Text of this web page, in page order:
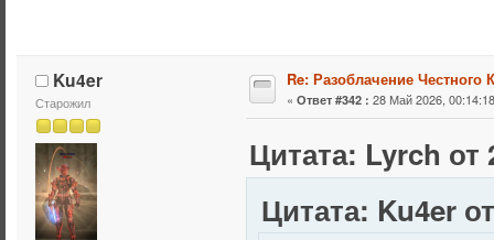
Ku4er
Старожил
Re: Разоблачение Честного
« Ответ #342 : 28 Май 2026,
Цитата: Lyrch от
Цитата: Ku4er